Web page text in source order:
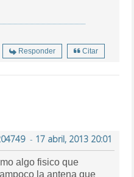
Responder Citar
- 17 abril, 2013 20:01
algo fisico que
la antena que